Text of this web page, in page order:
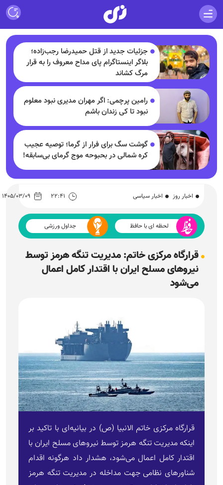
جزئیات جدید از قتل حمیدرضا رجب‌زاده؛
بلاگر اینستاگرام پای مداح معروف را به قرار
مرگ کشاند
رامین پرچمی: اگر مهران مدیری نبود معلوم
نبود تا کی زندان باشم
گوشت سگ برای فرار از گرما؛ توصیه عجیب
کره شمالی در بحبوحه موج گرمای بی‌سابقه!
اخبار روز اخبار سیاسی ۲۲:۴۱ ۱۴۰۵/۰۳/۰۹
لحظه ای با حافظ جداول ورزشی
قرارگاه مرکزی خاتم: مدیریت تنگه هرمز توسط
نیرو‌های مسلح ایران با اقتدار کامل اعمال
می‌شود
قرارگاه مرکزی خاتم الانبیا (ص) در بیانیه‌ای با تاکید بر
اینکه مدیریت تنگه هرمز توسط نیرو‌های مسلح ایران با
اقتدار کامل اعمال می‌شود، هشدار داد هرگونه اقدام
شناور‌های نظامی جهت مداخله در مدیریت تنگه هرمز